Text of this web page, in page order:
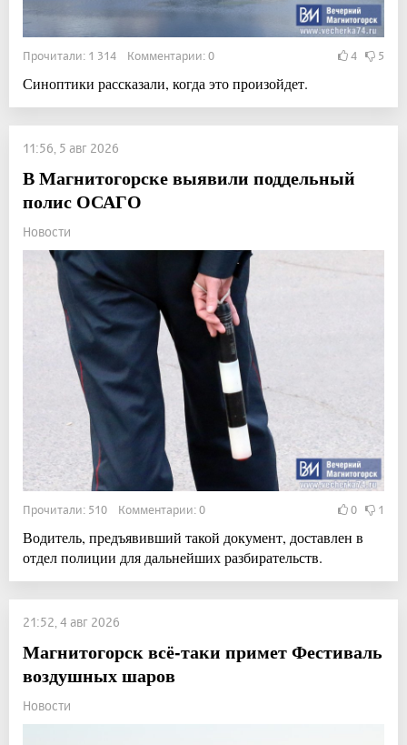
Прочитали: 1 314 Комментарии: 0 4 5
Синоптики рассказали, когда это произойдет.
11:56, 5 авг 2026
В Магнитогорске выявили поддельный
полис ОСАГО
Новости
Прочитали: 510 Комментарии: 0 0 1
Водитель, предъявивший такой документ, доставлен в
отдел полиции для дальнейших разбирательств.
21:52, 4 авг 2026
Магнитогорск всё-таки примет Фестиваль
воздушных шаров
Новости